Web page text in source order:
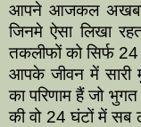
आपने आजकल अखबारों
जिनमे ऐसा लिखा
तकलीफों को सिर्फ
आपके जीवन में सारी
का परिणाम हैं जो
की वो 24 घंटों में सब